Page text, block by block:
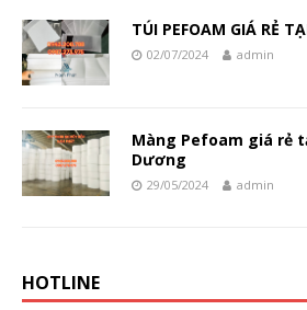
TÚI PEFOAM GIÁ RẺ
02/07/2024 admin
Màng Pefoam giá rẻ
Dương
29/05/2024 admin
HOTLINE